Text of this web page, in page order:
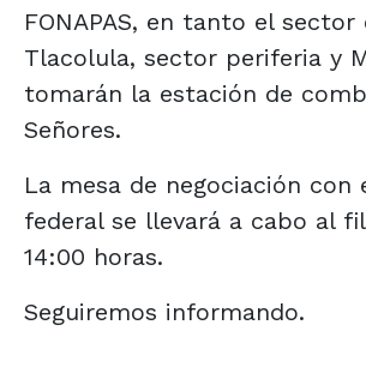
FONAPAS, en tanto el sector
Tlacolula, sector periferia y
tomarán la estación de
Señores.
La mesa de negociación con
federal se llevará a cabo al
14:00 horas.
Seguiremos informando.